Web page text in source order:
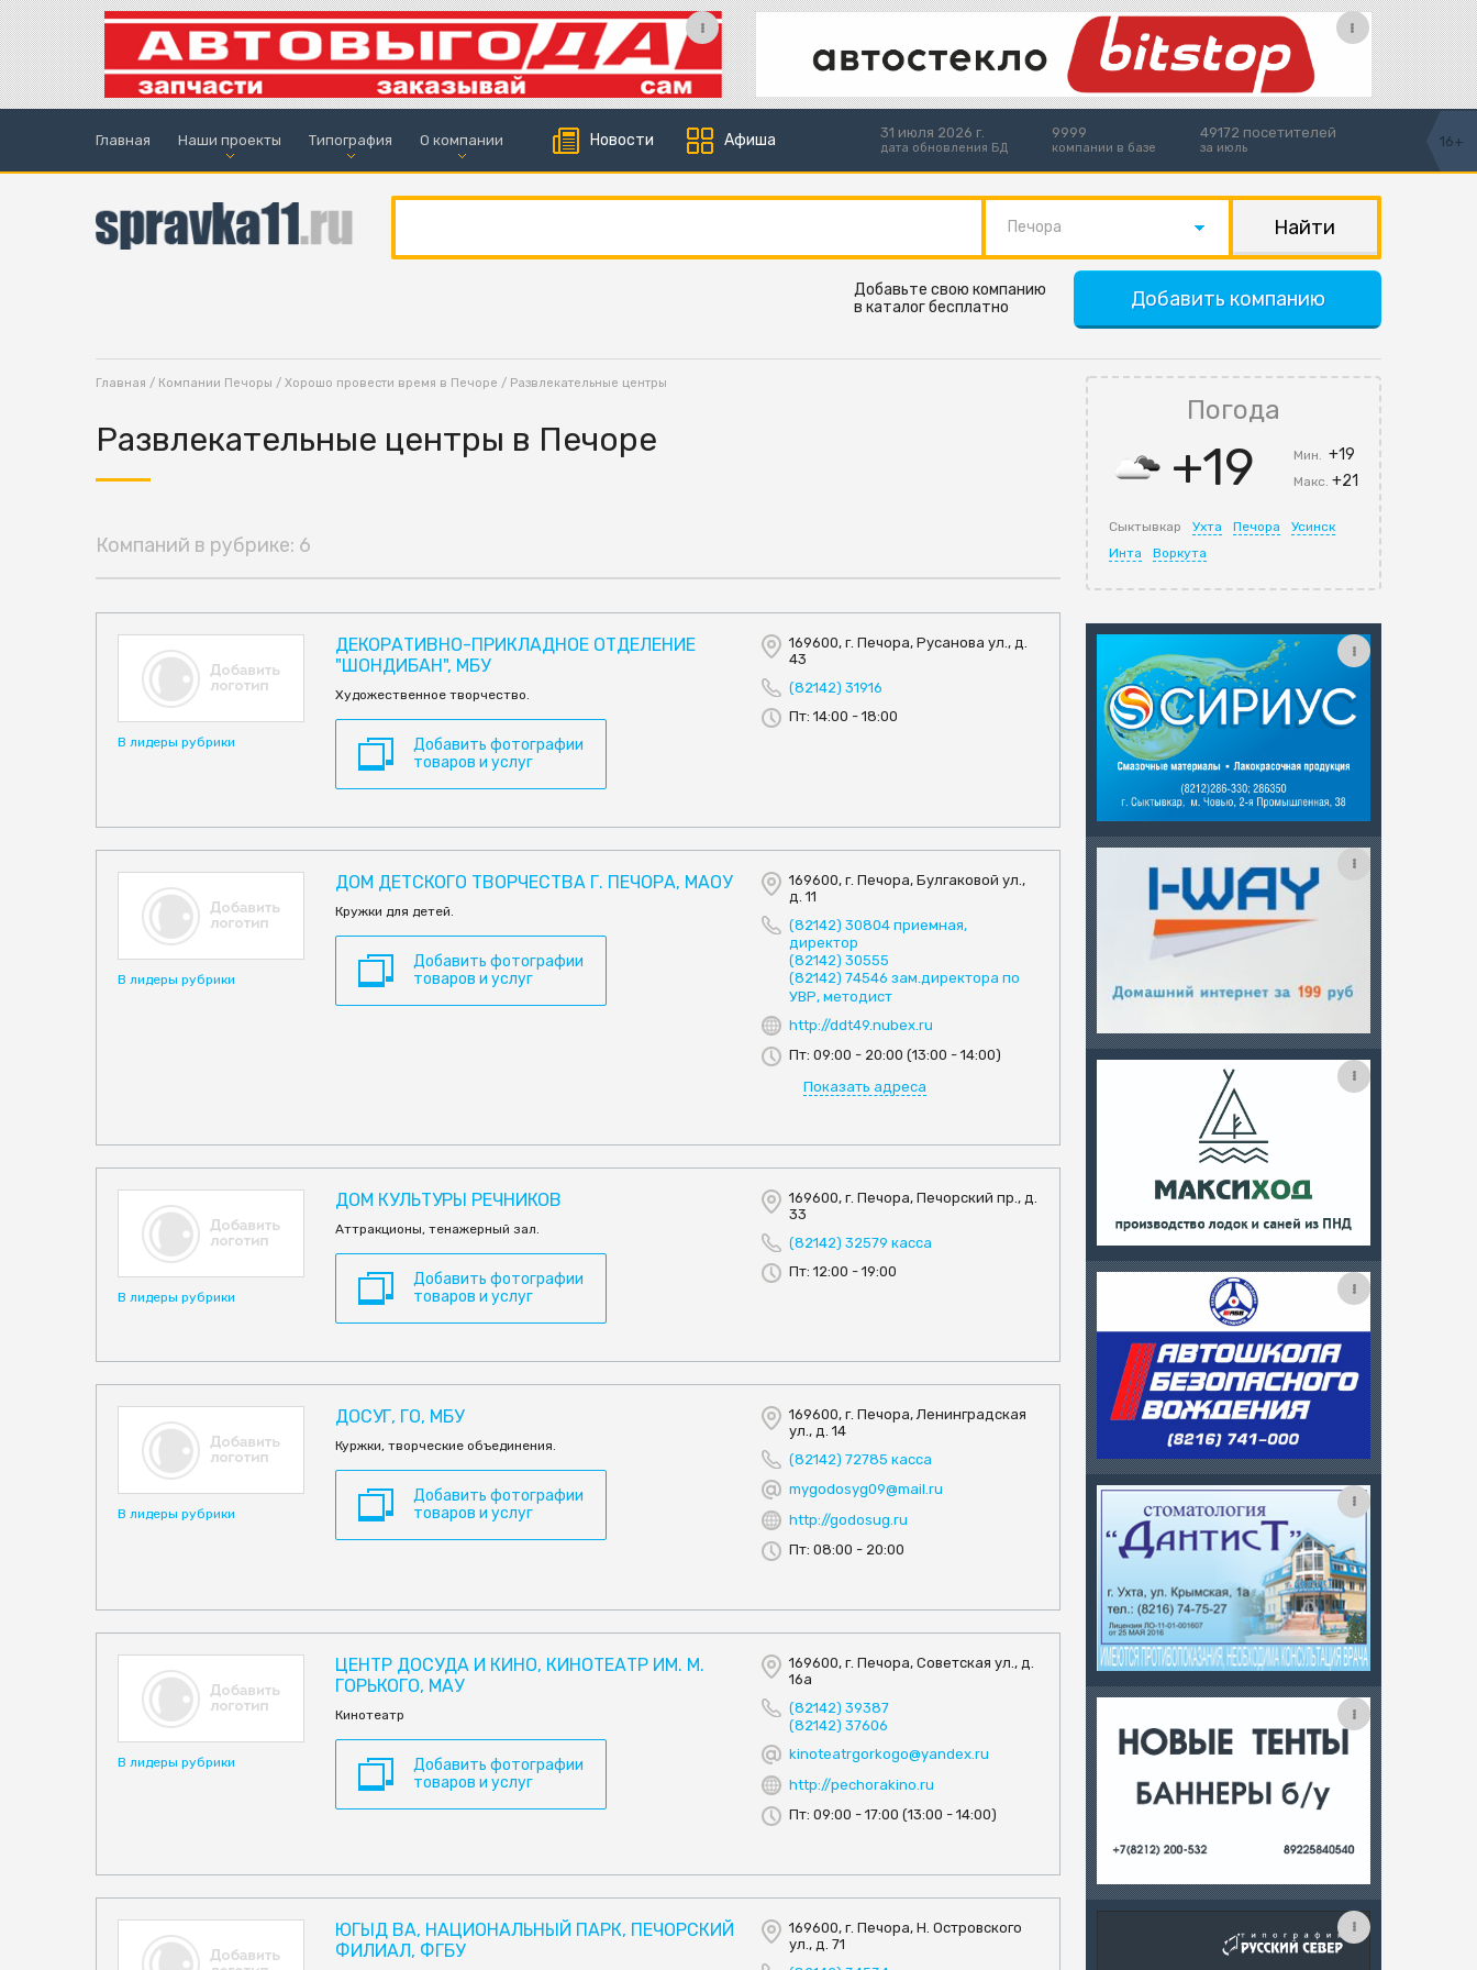
Главная Наши проекты Типография О компании Новости Афиша 31 июля 2026 г.
дата обновления БД
9999
компании в базе
49172 посетителей
за июль 16+
Печора
Добавить компанию
Добавьте свою компанию
в каталог бесплатно
Главная / Компании Печоры / Хорошо провести время в Печоре / Развлекательные центры
Развлекательные центры в Печоре
Компаний в рубрике: 6
В лидеры рубрики
ДЕКОРАТИВНО-ПРИКЛАДНОЕ ОТДЕЛЕНИЕ
"ШОНДИБАН", МБУ
Художественное творчество.
Добавить фотографии
товаров и услуг
169600, г. Печора, Русанова ул., д.
43
(82142) 31916
Пт: 14:00 - 18:00
В лидеры рубрики
ДОМ ДЕТСКОГО ТВОРЧЕСТВА Г. ПЕЧОРА, МАОУ
Кружки для детей.
Добавить фотографии
товаров и услуг
169600, г. Печора, Булгаковой ул.,
д. 11
(82142) 30804 приемная,
директор
(82142) 30555
(82142) 74546 зам.директора по
УВР, методист
http://ddt49.nubex.ru
Пт: 09:00 - 20:00 (13:00 - 14:00)
Показать адреса
В лидеры рубрики
ДОМ КУЛЬТУРЫ РЕЧНИКОВ
Аттракционы, тенажерный зал.
Добавить фотографии
товаров и услуг
169600, г. Печора, Печорский пр., д.
33
(82142) 32579 касса
Пт: 12:00 - 19:00
В лидеры рубрики
ДОСУГ, ГО, МБУ
Куржки, творческие объединения.
Добавить фотографии
товаров и услуг
169600, г. Печора, Ленинградская
ул., д. 14
(82142) 72785 касса
mygodosyg09@mail.ru
http://godosug.ru
Пт: 08:00 - 20:00
В лидеры рубрики
ЦЕНТР ДОСУДА И КИНО, КИНОТЕАТР ИМ. М.
ГОРЬКОГО, МАУ
Кинотеатр
Добавить фотографии
товаров и услуг
169600, г. Печора, Советская ул., д.
16а
(82142) 39387
(82142) 37606
kinoteatrgorkogo@yandex.ru
http://pechorakino.ru
Пт: 09:00 - 17:00 (13:00 - 14:00)
ЮГЫД ВА, НАЦИОНАЛЬНЫЙ ПАРК, ПЕЧОРСКИЙ
ФИЛИАЛ, ФГБУ
169600, г. Печора, Н. Островского
ул., д. 71
Погода
+19 Мин.+19
Макс.+21
Сыктывкар Ухта Печора
Усинск
Инта
Воркута